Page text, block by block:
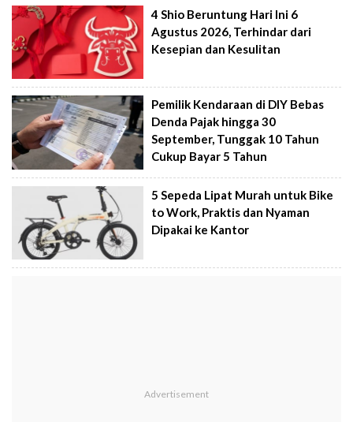
4 Shio Beruntung Hari Ini 6
Agustus 2026, Terhindar dari
Kesepian dan Kesulitan
Pemilik Kendaraan di DIY Bebas
Denda Pajak hingga 30
September, Tunggak 10 Tahun
Cukup Bayar 5 Tahun
5 Sepeda Lipat Murah untuk Bike
to Work, Praktis dan Nyaman
Dipakai ke Kantor